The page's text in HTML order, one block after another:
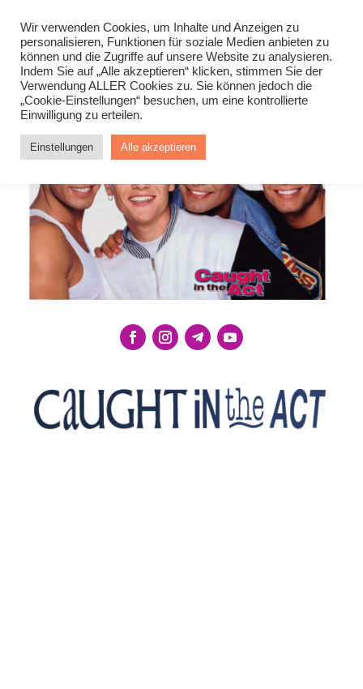
Wir verwenden Cookies, um Inhalte und Anzeigen zu
personalisieren, Funktionen für soziale Medien anbieten zu
können und die Zugriffe auf unsere Website zu analysieren.
Indem Sie auf „Alle akzeptieren“ klicken, stimmen Sie der
Verwendung ALLER Cookies zu. Sie können jedoch die
„Cookie-Einstellungen“ besuchen, um eine kontrollierte
Einwilligung zu erteilen.
Einstellungen Alle akzeptieren